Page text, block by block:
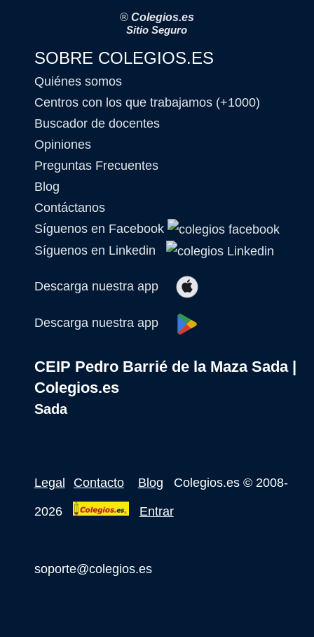
® Colegios.es
Sitio Seguro
SOBRE COLEGIOS.ES
Quiénes somos
Centros con los que trabajamos (+1000)
Buscador de docentes
Opiniones
Preguntas Frecuentes
Blog
Contáctanos
Síguenos en Facebook
Síguenos en Linkedin
Descarga nuestra app
Descarga nuestra app
CEIP Pedro Barrié de la Maza Sada |
Colegios.es
Sada
Legal Contacto Blog Colegios.es© 2008-
2026 Entrar
soporte@colegios.es